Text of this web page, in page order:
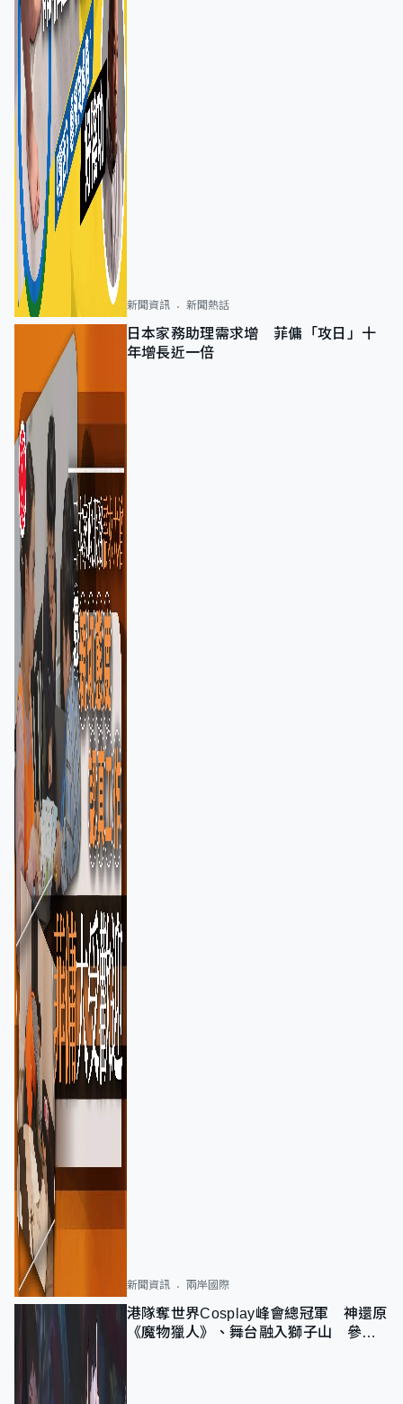
新聞資訊 新聞熱話
日本家務助理需求增 菲傭「攻日」十
年增長近一倍
新聞資訊 兩岸國際
港隊奪世界Cosplay峰會總冠軍 神還原
《魔物獵人》、舞台融入獅子山 參賽